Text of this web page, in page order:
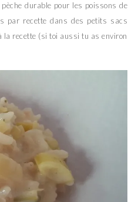
durable pour les poissons de
par recette dans des petits sacs
la recette (si toi aussi tu as environ